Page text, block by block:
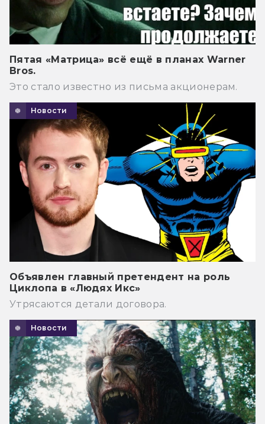
Пятая «Матрица» всё ещё в планах Warner
Bros.
Это стало известно из письма акционерам.
Новости
Объявлен главный претендент на роль
Циклопа в «Людях Икс»
Утрясаются детали договора.
Новости